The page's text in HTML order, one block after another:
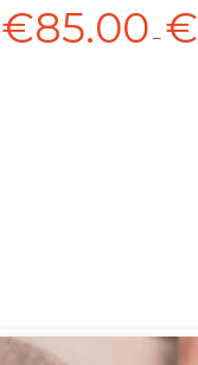
€85.00 – €